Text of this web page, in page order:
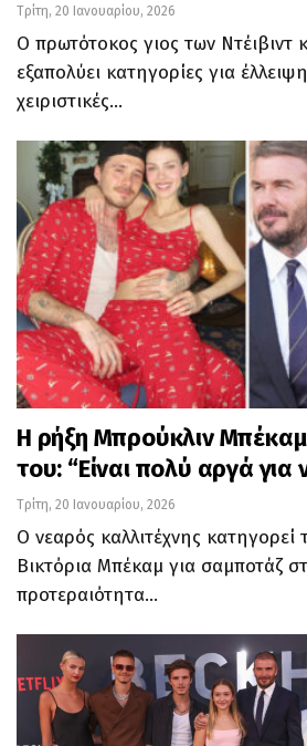
Τρίτη, 20 Ιανουαρίου, 2026
Ο πρωτότοκος γιος των Ντέιβιντ
εξαπολύει κατηγορίες για
χειριστικές…
Η ρήξη Μπρούκλιν Μπέκαμ
του: “Είναι πολύ αργά
Τρίτη, 20 Ιανουαρίου, 2026
Ο νεαρός καλλιτέχνης κατηγορεί
Βικτόρια Μπέκαμ για σαμποτάζ
προτεραιότητα…